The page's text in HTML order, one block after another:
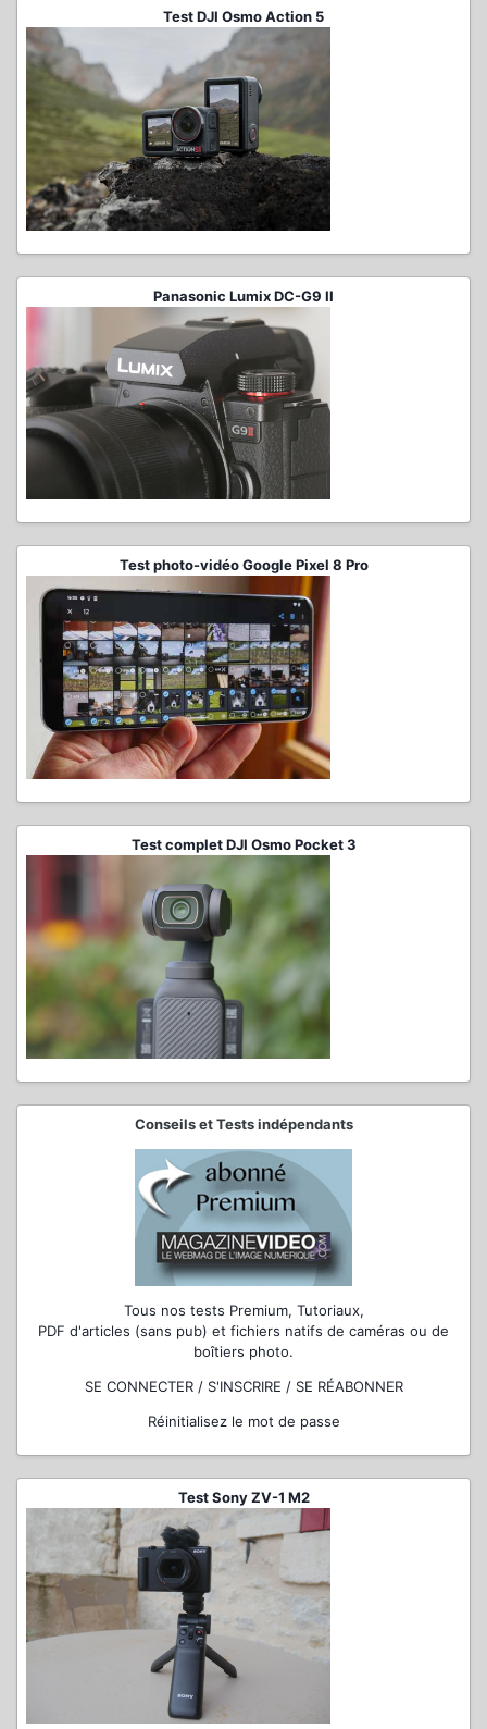
Test DJI Osmo Action 5
Panasonic Lumix DC-G9 II
Test photo-vidéo Google Pixel 8 Pro
Test complet DJI Osmo Pocket 3
Conseils et Tests indépendants
Tous nos tests Premium, Tutoriaux,
PDF d'articles (sans pub) et fichiers natifs de caméras ou de
boîtiers photo.
SE CONNECTER / S'INSCRIRE / SE RÉABONNER
Réinitialisez le mot de passe
Test Sony ZV-1 M2